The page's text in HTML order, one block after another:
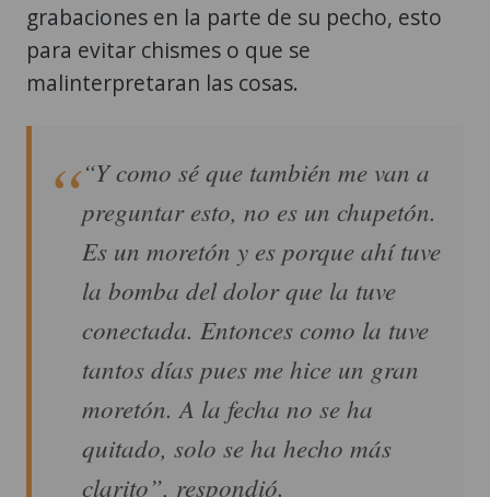
grabaciones en la parte de su pecho, esto
para evitar chismes o que se
malinterpretaran las cosas.
“Y como sé que también me van a
preguntar esto, no es un chupetón.
Es un moretón y es porque ahí tuve
la bomba del dolor que la tuve
conectada. Entonces como la tuve
tantos días pues me hice un gran
moretón. A la fecha no se ha
quitado, solo se ha hecho más
clarito”, respondió.